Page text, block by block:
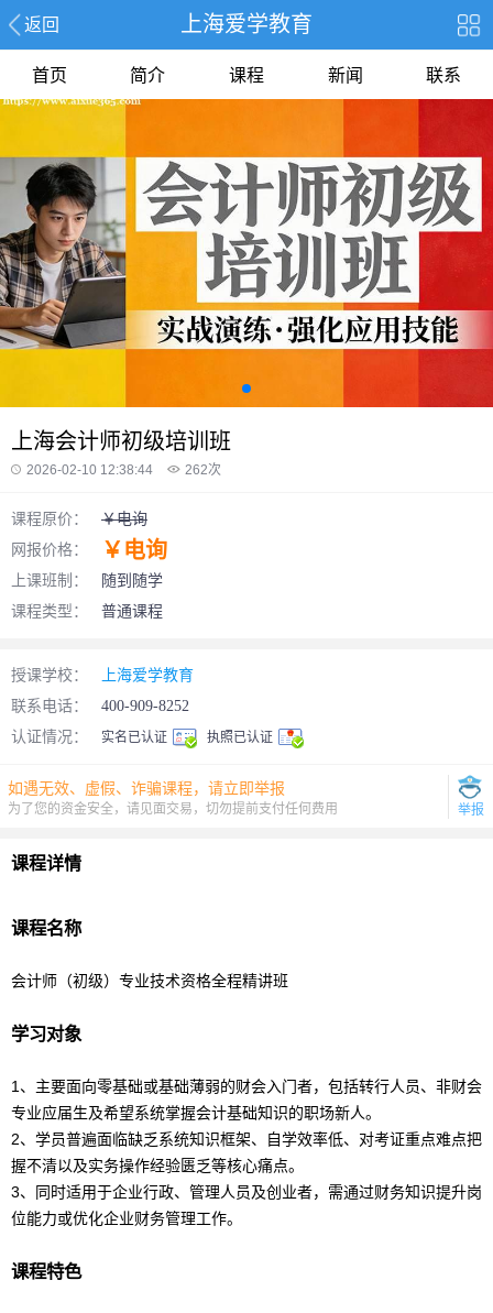
返回 上海爱学教育
首页 简介 课程 新闻 联系
上海会计师初级培训班
2026-02-10 12:38:44 262次
课程原价：
￥电询
网报价格：
￥电询
上课班制：
随到随学
课程类型：
普通课程
授课学校：
上海爱学教育
联系电话：
400-909-8252
认证情况：
实名已认证 执照已认证
如遇无效、虚假、诈骗课程，请立即举报
为了您的资金安全，请见面交易，切勿提前支付任何费用 举报
课程详情
课程名称
会计师（初级）专业技术资格全程精讲班
学习对象
1、主要面向零基础或基础薄弱的财会入门者，包括转行人员、非财会
专业应届生及希望系统掌握会计基础知识的职场新人。
2、学员普遍面临缺乏系统知识框架、自学效率低、对考证重点难点把
握不清以及实务操作经验匮乏等核心痛点。
3、同时适用于企业行政、管理人员及创业者，需通过财务知识提升岗
位能力或优化企业财务管理工作。
课程特色